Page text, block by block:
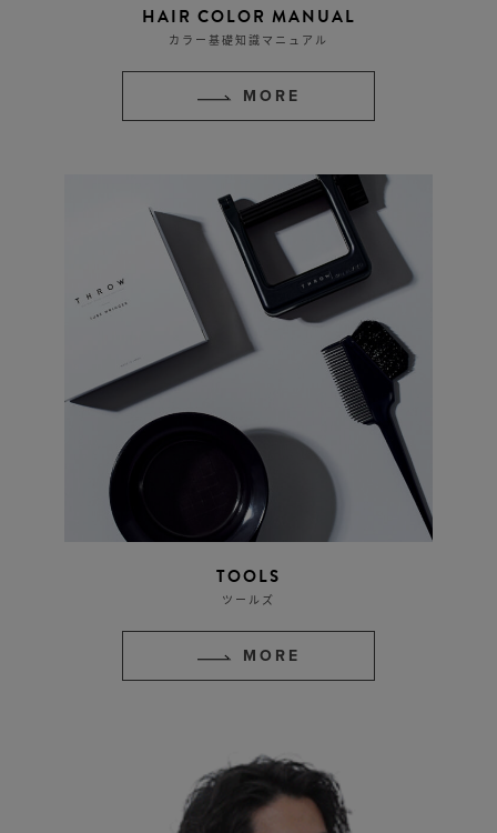
HAIR COLOR MANUAL
カラー基礎知識マニュアル
MORE
TOOLS
ツールズ
MORE